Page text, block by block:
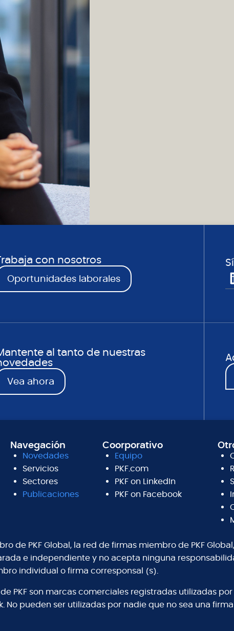
con nosotros
Oportunidades laborales
al tanto de nuestras
Vea ahora
Navegación
Novedades
Servicios
Sectores
Publicaciones
Coorporativo
Equipo
PKF.com
PKF on LinkedIn
PKF on Facebook
de PKF Global, la red de firmas miembro de PKF
e independiente y no acepta ninguna
individual o firma corresponsal (s).
de PKF son marcas comerciales registradas utilizadas
No pueden ser utilizadas por nadie que no sea una